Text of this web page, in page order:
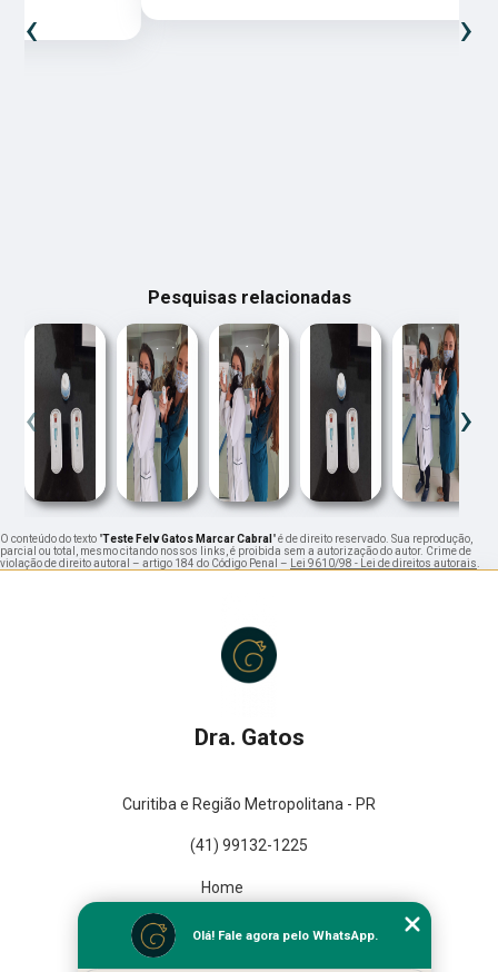
‹ ›
Pesquisas relacionadas
‹ ›
O conteúdo do texto "Teste Felv Gatos Marcar Cabral " é de direito reservado. Sua reprodução,
parcial ou total, mesmo citando nossos links, é proibida sem a autorização do autor. Crime de
violação de direito autoral – artigo 184 do Código Penal – Lei 9610/98 - Lei de direitos autorais.
Dra. Gatos
Curitiba e Região Metropolitana - PR
(41) 99132-1225
Home
Missão
Serviços
Olá! Fale agora pelo WhatsApp.